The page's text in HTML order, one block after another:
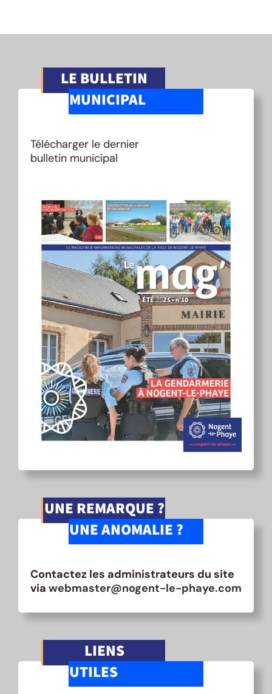
LE BULLETIN
MUNICIPAL
Télécharger le dernier
bulletin municipal
UNE REMARQUE ?
UNE ANOMALIE ?
Contactez les administrateurs du site
via webmaster@nogent-le-phaye.com
LIENS
UTILES